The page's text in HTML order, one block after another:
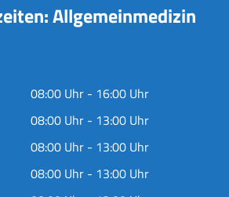
Allgemeinmedizin
08:00 Uhr - 16:00 Uhr
08:00 Uhr - 13:00 Uhr
08:00 Uhr - 13:00 Uhr
08:00 Uhr - 13:00 Uhr